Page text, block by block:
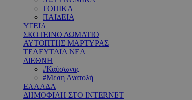
ΤΟΠΙΚΑ
ΠΑΙΔΕΙΑ
ΥΓΕΙΑ
ΣΚΟΤΕΙΝΟ ΔΩΜΑΤΙΟ
ΑΥΤΟΠΤΗΣ ΜΑΡΤΥΡΑΣ
ΤΕΛΕΥΤΑΙΑ ΝΕΑ
ΔΙΕΘΝΗ
#Καύσωνας
#Μέση Ανατολή
ΕΛΛΑΔΑ
ΔΗΜΟΦΙΛΗ ΣΤΟ INTERNET